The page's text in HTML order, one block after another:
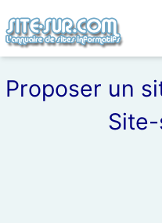
Proposer un